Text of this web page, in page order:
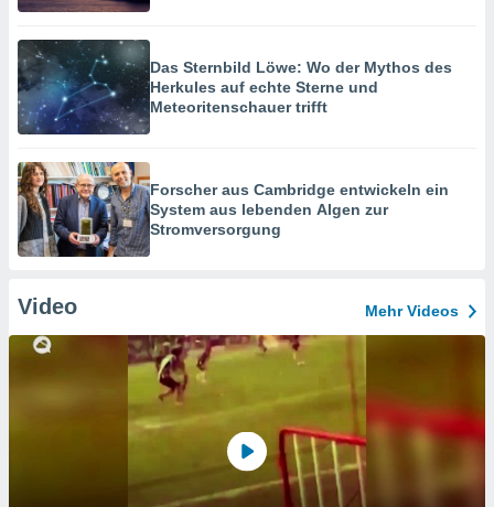
Das Sternbild Löwe: Wo der Mythos des
Herkules auf echte Sterne und
Meteoritenschauer trifft
Forscher aus Cambridge entwickeln ein
System aus lebenden Algen zur
Stromversorgung
Video Mehr Videos